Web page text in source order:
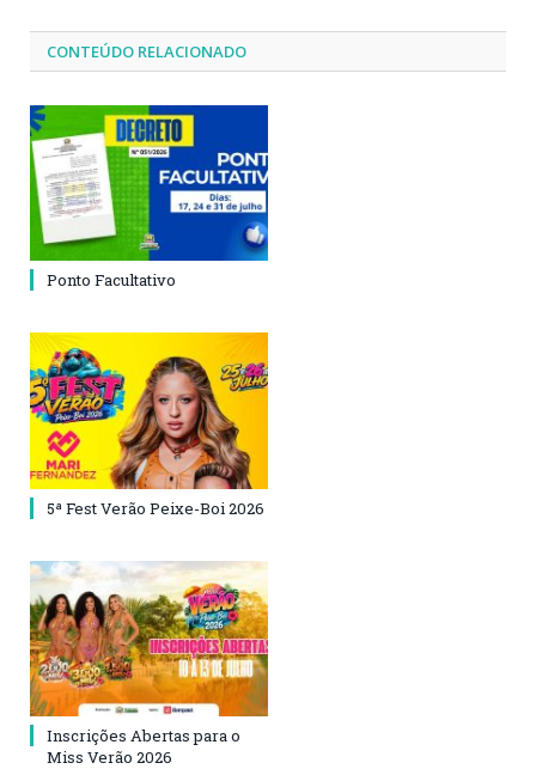
CONTEÚDO RELACIONADO
Ponto Facultativo
5ª Fest Verão Peixe-Boi 2026
Inscrições Abertas para o
Miss Verão 2026